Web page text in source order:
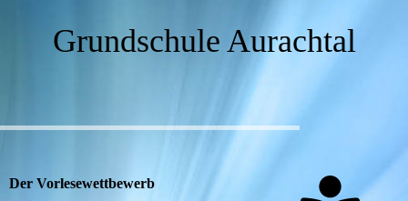
Grundschule Aurachtal
Der Vorlesewettbewerb